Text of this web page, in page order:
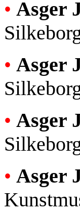
• Asger
• Asger
• Asger
• Asger